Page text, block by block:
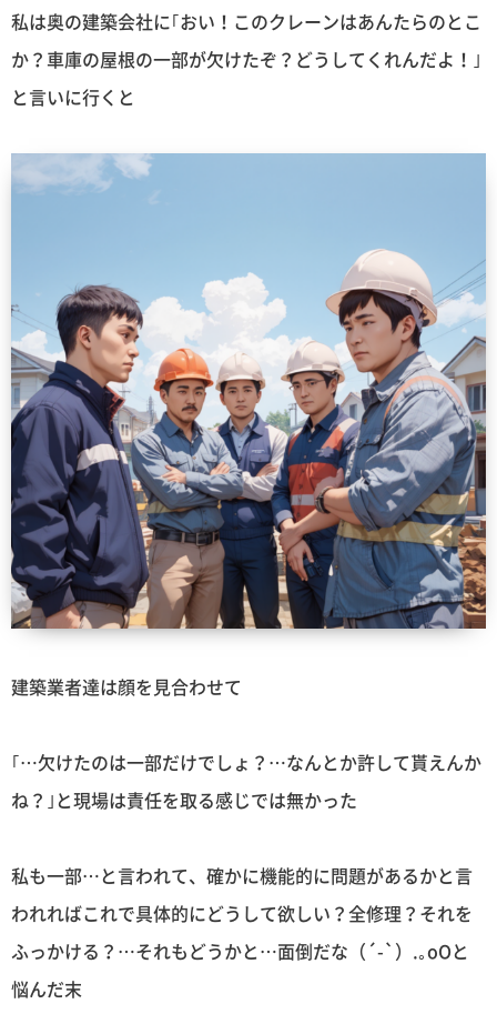
私は奥の建築会社に｢おい！このクレーンはあんたらのとこ
か？車庫の屋根の一部が欠けたぞ？どうしてくれんだよ！｣
と言いに行くと
建築業者達は顔を見合わせて
｢…欠けたのは一部だけでしょ？…なんとか許して貰えんか
ね？｣と現場は責任を取る感じでは無かった
私も一部…と言われて、確かに機能的に問題があるかと言
われればこれで具体的にどうして欲しい？全修理？それを
ふっかける？…それもどうかと…面倒だな（´-`）.｡oOと
悩んだ末